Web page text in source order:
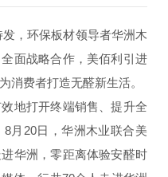
，环保板材领导者华洲木
面战略合作，美佰利引进
消费者打造无醛新生活。
地打开终端销售、提升全
月20日，华洲木业联合美
华洲，零距离体验安醛时